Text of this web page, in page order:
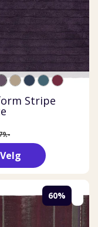
Stripe
Velg
60%